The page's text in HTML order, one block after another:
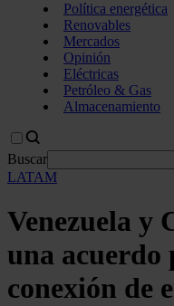
Política energética
Renovables
Mercados
Opinión
Eléctricas
Petróleo & Gas
Almacenamiento
Buscar
LATAM
Venezuela y
una acuerdo
conexión de